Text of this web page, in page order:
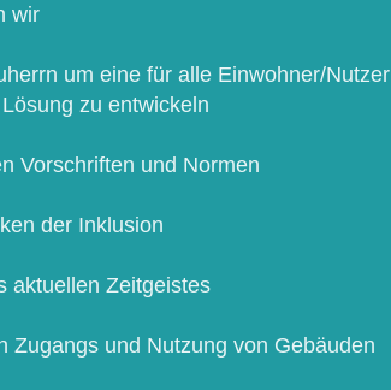
wir
um eine für alle Einwohner/Nutzer
zu entwickeln
Vorschriften und Normen
der Inklusion
Zeitgeistes
Zugangs und Nutzung von Gebäuden